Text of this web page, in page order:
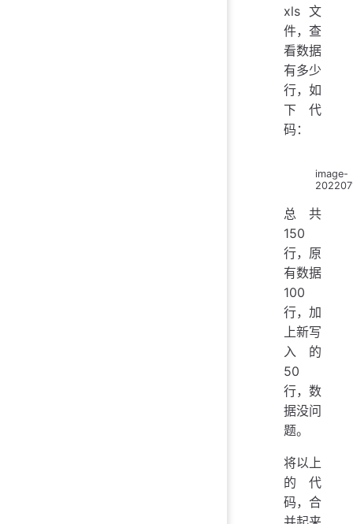
xls 文
件，查
看数据
有多少
行，如
下代
码：
image-
总共
150
行，原
有数据
100
行，加
上新写
入的
50
行，数
据没问
题。
将以上
的代
码，合